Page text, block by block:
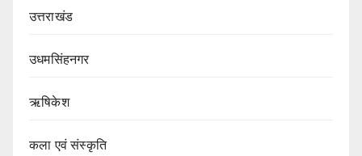
उत्तराखंड
उधमसिंहनगर
ऋषिकेश
कला एवं संस्कृति